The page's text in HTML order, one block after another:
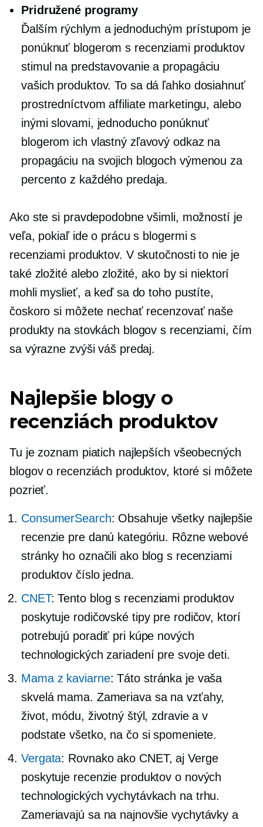
Pridružené programy
Ďalším rýchlym a jednoduchým prístupom je
ponúknuť blogerom s recenziami produktov
stimul na predstavovanie a propagáciu
vašich produktov. To sa dá ľahko dosiahnuť
prostredníctvom affiliate marketingu, alebo
inými slovami, jednoducho ponúknuť
blogerom ich vlastný zľavový odkaz na
propagáciu na svojich blogoch výmenou za
percento z každého predaja.
Ako ste si pravdepodobne všimli, možností je
veľa, pokiaľ ide o prácu s blogermi s
recenziami produktov. V skutočnosti to nie je
také zložité alebo zložité, ako by si niektorí
mohli myslieť, a keď sa do toho pustíte,
čoskoro si môžete nechať recenzovať naše
produkty na stovkách blogov s recenziami, čím
sa výrazne zvýši váš predaj.
Najlepšie blogy o
recenziách produktov
Tu je zoznam piatich najlepších všeobecných
blogov o recenziách produktov, ktoré si môžete
pozrieť.
ConsumerSearch: Obsahuje všetky najlepšie
recenzie pre danú kategóriu. Rôzne webové
stránky ho označili ako blog s recenziami
produktov číslo jedna.
CNET: Tento blog s recenziami produktov
poskytuje rodičovské tipy pre rodičov, ktorí
potrebujú poradiť pri kúpe nových
technologických zariadení pre svoje deti.
Mama z kaviarne: Táto stránka je vaša
skvelá mama. Zameriava sa na vzťahy,
život, módu, životný štýl, zdravie a v
podstate všetko, na čo si spomeniete.
Vergata: Rovnako ako CNET, aj Verge
poskytuje recenzie produktov o nových
technologických vychytávkach na trhu.
Zameriavajú sa na najnovšie vychytávky a